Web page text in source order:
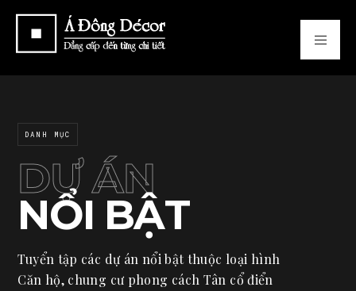
DANH MỤC
DỰ ÁN
NỔI BẬT
Tuyển tập các dự án nổi bật thuộc loại hình
Căn hộ, chung cư phong cách Tân cổ điển